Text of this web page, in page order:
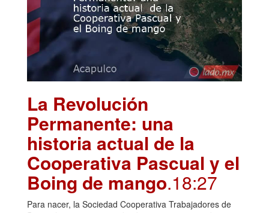
La Revolución
Permanente: una
historia actual de la
Cooperativa Pascual y el
Boing de mango.18:27
Para nacer, la Sociedad Cooperativa Trabajadores de